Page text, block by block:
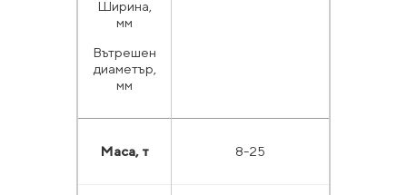
Ширина,
мм
Вътрешен
диаметър,
мм
Маса, т 8-25